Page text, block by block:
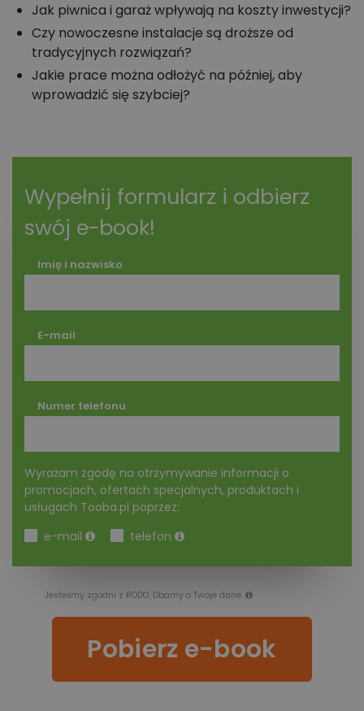
Jak piwnica i garaż wpływają na koszty inwestycji?
Czy nowoczesne instalacje są droższe od
tradycyjnych rozwiązań?
Jakie prace można odłożyć na później, aby
wprowadzić się szybciej?
Wypełnij formularz i odbierz
swój e-book!
Imię i nazwisko
E-mail
Numer telefonu
Wyrażam zgodę na otrzymywanie informacji o
promocjach, ofertach specjalnych, produktach i
usługach Tooba.pl poprzez:
e-mail
telefon
Jesteśmy zgodni z RODO. Dbamy o Twoje dane.
Pobierz e-book